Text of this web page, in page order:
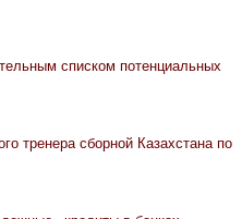
списком потенциальных
тренера сборной Казахстана по